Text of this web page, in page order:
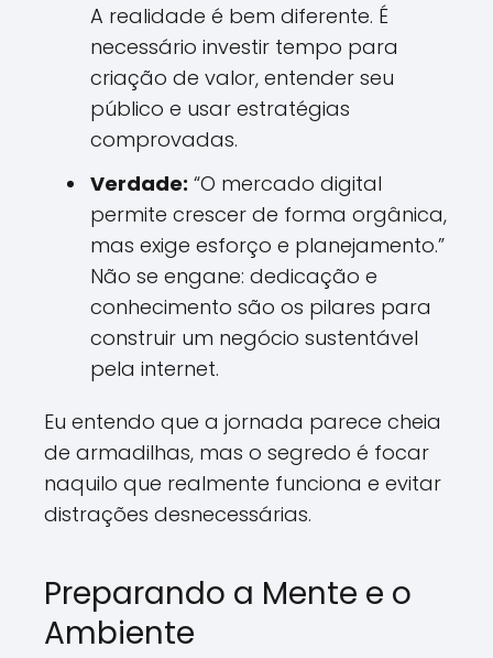
A realidade é bem diferente. É
necessário investir tempo para
criação de valor, entender seu
público e usar estratégias
comprovadas.
Verdade: “O mercado digital
permite crescer de forma orgânica,
mas exige esforço e planejamento.”
Não se engane: dedicação e
conhecimento são os pilares para
construir um negócio sustentável
pela internet.
Eu entendo que a jornada parece cheia
de armadilhas, mas o segredo é focar
naquilo que realmente funciona e evitar
distrações desnecessárias.
Preparando a Mente e o
Ambiente